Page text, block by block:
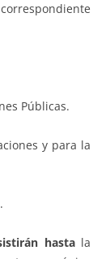
Públicas.
y para la
hastala